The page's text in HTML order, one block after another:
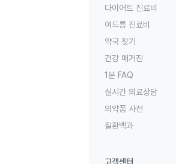
다이어트 진료비
여드름 진료비
약국 찾기
건강 매거진
1분 FAQ
실시간 의료상담
의약품 사전
질환백과
고객센터